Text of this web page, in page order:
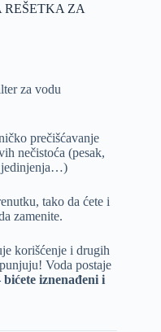
REŠETKA ZA
za vodu
prečišćavanje
nečistoća (pesak,
jedinjenja…)
tako da ćete i
zamenite.
korišćenje i drugih
Voda postaje
iznenađeni i